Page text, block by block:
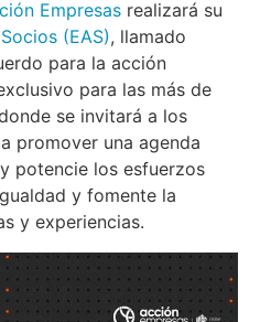
Empresas realizará su
(EAS), llamado
para la acción
para las más de
se invitará a los
promover una agenda
potencie los esfuerzos
y fomente la
y experiencias.